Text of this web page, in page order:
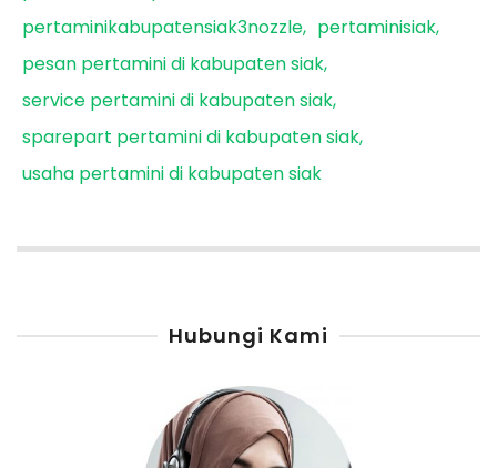
pertaminikabupatensiak3nozzle
pertaminisiak
pesan pertamini di kabupaten siak
service pertamini di kabupaten siak
sparepart pertamini di kabupaten siak
usaha pertamini di kabupaten siak
Hubungi Kami